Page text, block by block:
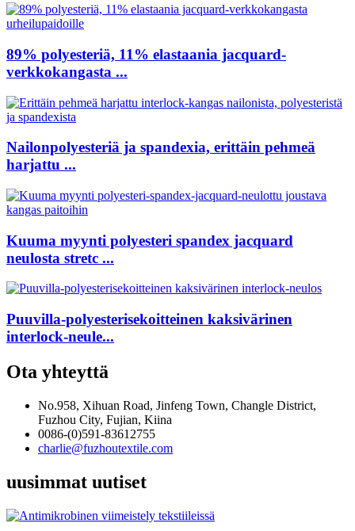
89% polyesteriä, 11% elastaania jacquard-
verkkokangasta ...
Nailonpolyesteriä ja spandexia, erittäin pehmeä
harjattu ...
Kuuma myynti polyesteri spandex jacquard
neulosta stretc ...
Puuvilla-polyesterisekoitteinen kaksivärinen
interlock-neule...
Ota yhteyttä
No.958, Xihuan Road, Jinfeng Town, Changle District,
Fuzhou City, Fujian, Kiina
0086-(0)591-83612755
charlie@fuzhoutextile.com
uusimmat uutiset